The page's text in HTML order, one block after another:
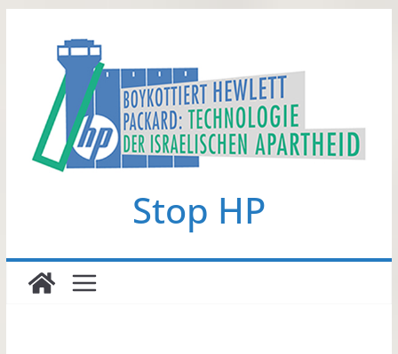
springen
Stop HP